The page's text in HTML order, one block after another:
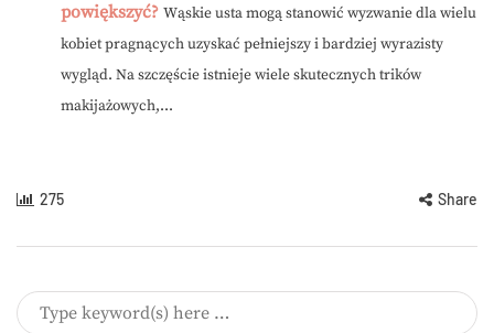
powiększyć? Wąskie usta mogą stanowić wyzwanie dla wielu
kobiet pragnących uzyskać pełniejszy i bardziej wyrazisty
wygląd. Na szczęście istnieje wiele skutecznych trików
makijażowych,...
275 Share